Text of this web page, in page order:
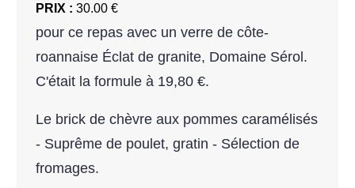
PRIX : 30.00 €
pour ce repas avec un verre de côte-
roannaise Éclat de granite, Domaine Sérol.
C'était la formule à 19,80 €.
Le brick de chèvre aux pommes caramélisés
- Suprême de poulet, gratin - Sélection de
fromages.